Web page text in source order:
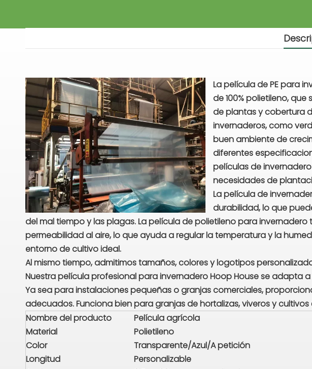
La película de PE para
de 100% polietileno,
de plantas y cobertura
invernaderos, como
buen ambiente de
diferentes
películas de
necesidades de
La película de
durabilidad, lo que
del mal tiempo y las plagas. La película de polietileno para
permeabilidad al aire, lo que ayuda a regular la temperatura y la
entorno de cultivo ideal.
Al mismo tiempo, admitimos tamaños, colores y logotipos
Nuestra película profesional para invernadero Hoop House se adapta
Ya sea para instalaciones pequeñas o granjas comerciales,
adecuados. Funciona bien para granjas de hortalizas, viveros y
Nombre del producto
Película agrícola
Material
Polietileno
Color
Transparente/Azul/A petición
Longitud
Personalizable